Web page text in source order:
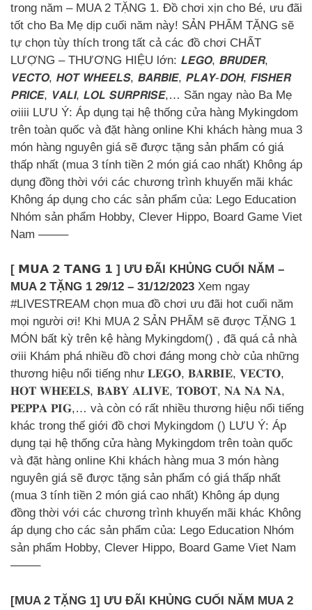
trong năm – MUA 2 TẶNG 1. Đồ chơi xịn cho Bé, ưu đãi
tốt cho Ba Mẹ dịp cuối năm này! SẢN PHẨM TẶNG sẽ
tự chọn tùy thích trong tất cả các đồ chơi CHẤT
LƯỢNG – THƯƠNG HIỆU lớn: 𝙇𝙀𝙂𝙊, 𝘽𝙍𝙐𝘿𝙀𝙍,
𝙑𝙀𝘾𝙏𝙊, 𝙃𝙊𝙏 𝙒𝙃𝙀𝙀𝙇𝙎, 𝘽𝘼𝙍𝘽𝙄𝙀, 𝙋𝙇𝘼𝙔-𝘿𝙊𝙃, 𝙁𝙄𝙎𝙃𝙀𝙍
𝙋𝙍𝙄𝘾𝙀, 𝙑𝘼𝙇𝙄, 𝙇𝙊𝙇 𝙎𝙐𝙍𝙋𝙍𝙄𝙎𝙀,… Săn ngay nào Ba Mẹ
ơiiii LƯU Ý: Áp dụng tại hệ thống cửa hàng Mykingdom
trên toàn quốc và đặt hàng online Khi khách hàng mua 3
món hàng nguyên giá sẽ được tặng sản phẩm có giá
thấp nhất (mua 3 tính tiền 2 món giá cao nhất) Không áp
dụng đồng thời với các chương trình khuyến mãi khác
Không áp dụng cho các sản phẩm của: Lego Education
Nhóm sản phẩm Hobby, Clever Hippo, Board Game Viet
Nam ——–
[ 𝗠𝗨𝗔 𝟮 𝗧𝗔𝗡𝗚 𝟭 ] ƯU ĐÃI KHỦNG CUỐI NĂM –
MUA 2 TẶNG 1 29/12 – 31/12/2023 Xem ngay
#LIVESTREAM chọn mua đồ chơi ưu đãi hot cuối năm
mọi người ơi! Khi MUA 2 SẢN PHẨM sẽ được TẶNG 1
MÓN bất kỳ trên kệ hàng Mykingdom() , đã quá cả nhà
ơiii Khám phá nhiều đồ chơi đáng mong chờ của những
thương hiệu nổi tiếng như 𝐋𝐄𝐆𝐎, 𝐁𝐀𝐑𝐁𝐈𝐄, 𝐕𝐄𝐂𝐓𝐎,
𝐇𝐎𝐓 𝐖𝐇𝐄𝐄𝐋𝐒, 𝐁𝐀𝐁𝐘 𝐀𝐋𝐈𝐕𝐄, 𝐓𝐎𝐁𝐎𝐓, 𝐍𝐀 𝐍𝐀 𝐍𝐀,
𝐏𝐄𝐏𝐏𝐀 𝐏𝐈𝐆,… và còn có rất nhiều thương hiệu nổi tiếng
khác trong thế giới đồ chơi Mykingdom () LƯU Ý: Áp
dụng tại hệ thống cửa hàng Mykingdom trên toàn quốc
và đặt hàng online Khi khách hàng mua 3 món hàng
nguyên giá sẽ được tặng sản phẩm có giá thấp nhất
(mua 3 tính tiền 2 món giá cao nhất) Không áp dụng
đồng thời với các chương trình khuyến mãi khác Không
áp dụng cho các sản phẩm của: Lego Education Nhóm
sản phẩm Hobby, Clever Hippo, Board Game Viet Nam
——–
[MUA 2 TẶNG 1] ƯU ĐÃI KHỦNG CUỐI NĂM MUA 2